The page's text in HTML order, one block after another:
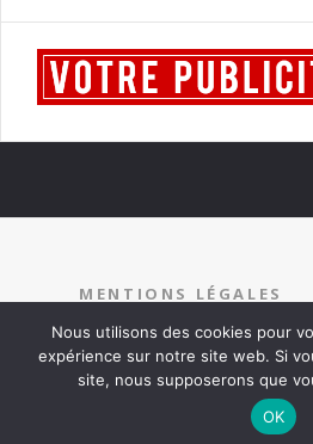
MENTIONS LÉGALES
RECRUTEMENT
Nous utilisons des cookies pour
expérience sur notre site web. Si
site, nous supposerons que
OK